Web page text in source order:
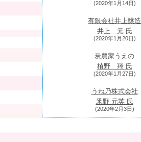
(2020年1月14日)
有限会社井上醸造
井上 元 氏
(2020年1月20日)
炭農家うえの
植野 翔 氏
(2020年1月27日)
うね乃株式会社
釆野 元英 氏
(2020年2月3日)